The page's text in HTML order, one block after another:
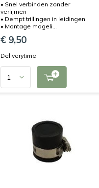
• Snel verbinden zonder
verlijmen
• Dempt trillingen in leidingen
• Montage mogeli...
€ 9,50
Deliverytime